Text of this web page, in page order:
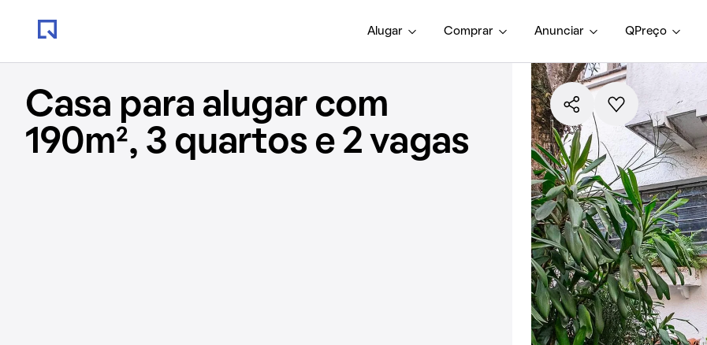
Alugar Comprar Anunciar QPreço
Casa para alugar com
190m², 3 quartos e 2 vagas